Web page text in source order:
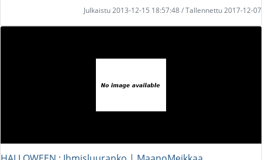
Julkaistu 2013-12-15 18:57:48 / Tallennettu 2017-12-07